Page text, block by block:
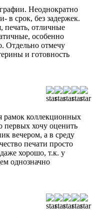
Неоднократно
в срок, без задержек.
печать, отличные
особенно
Отдельно отмечу
и готовность
рамок коллекционных
хочу оценить
вечером, а в среду
печати просто
хорошо, т.к. у
однозначно